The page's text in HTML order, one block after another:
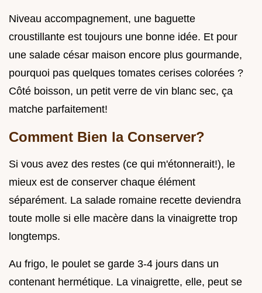
Niveau accompagnement, une baguette
croustillante est toujours une bonne idée. Et pour
une salade césar maison encore plus gourmande,
pourquoi pas quelques tomates cerises colorées ?
Côté boisson, un petit verre de vin blanc sec, ça
matche parfaitement!
Comment Bien la Conserver?
Si vous avez des restes (ce qui m'étonnerait!), le
mieux est de conserver chaque élément
séparément. La salade romaine recette deviendra
toute molle si elle macère dans la vinaigrette trop
longtemps.
Au frigo, le poulet se garde 3-4 jours dans un
contenant hermétique. La vinaigrette, elle, peut se